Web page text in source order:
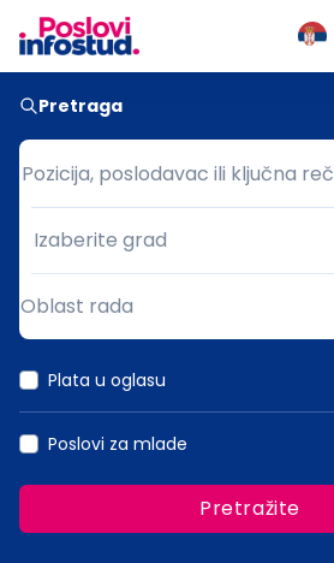
Pretraga
Pozicija, poslodavac ili ključna reč
Pozicija, poslodavac ili ključna reč
Grad
Izaberite grad
Oblast rada
Plata u oglasu
Poslovi za mlade
Pretražite